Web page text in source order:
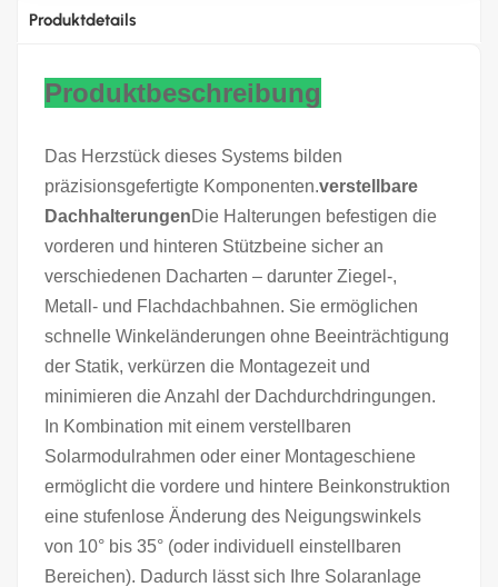
Produktdetails
Produktbeschreibung
Das Herzstück dieses Systems bilden
präzisionsgefertigte Komponenten.verstellbare
DachhalterungenDie Halterungen befestigen die
vorderen und hinteren Stützbeine sicher an
verschiedenen Dacharten – darunter Ziegel-,
Metall- und Flachdachbahnen. Sie ermöglichen
schnelle Winkeländerungen ohne Beeinträchtigung
der Statik, verkürzen die Montagezeit und
minimieren die Anzahl der Dachdurchdringungen.
In Kombination mit einem verstellbaren
Solarmodulrahmen oder einer Montageschiene
ermöglicht die vordere und hintere Beinkonstruktion
eine stufenlose Änderung des Neigungswinkels
von 10° bis 35° (oder individuell einstellbaren
Bereichen). Dadurch lässt sich Ihre Solaranlage